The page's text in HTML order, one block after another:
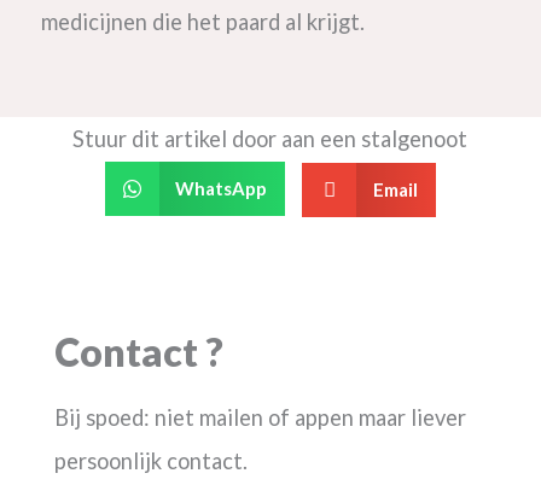
medicijnen die het paard al krijgt.
Stuur dit artikel door aan een stalgenoot
WhatsApp Email
Contact ?
Bij spoed: niet mailen of appen maar liever
persoonlijk contact.